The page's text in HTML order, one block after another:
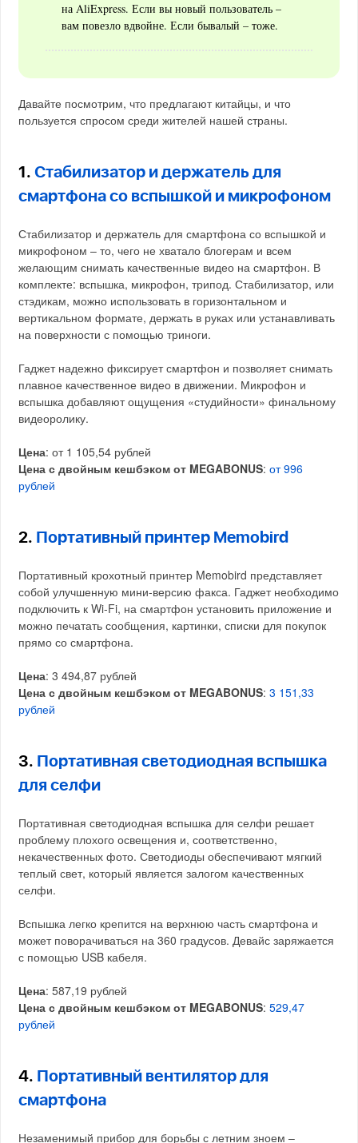
на AliExpress. Если вы новый пользователь –
вам повезло вдвойне. Если бывалый – тоже.
Давайте посмотрим, что предлагают китайцы, и что
пользуется спросом среди жителей нашей страны.
1.Стабилизатор и держатель для
смартфона со вспышкой и микрофоном
Стабилизатор и держатель для смартфона со вспышкой и
микрофоном – то, чего не хватало блогерам и всем
желающим снимать качественные видео на смартфон. В
комплекте: вспышка, микрофон, трипод. Стабилизатор, или
стэдикам, можно использовать в горизонтальном и
вертикальном формате, держать в руках или устанавливать
на поверхности с помощью триноги.
Гаджет надежно фиксирует смартфон и позволяет снимать
плавное качественное видео в движении. Микрофон и
вспышка добавляют ощущения «студийности» финальному
видеоролику.
Цена: от 1 105,54 рублей
Цена с двойным кешбэком от MEGABONUS:от 996
рублей
2. Портативный принтер Memobird
Портативный крохотный принтер Memobird представляет
собой улучшенную мини-версию факса. Гаджет необходимо
подключить к Wi-Fi, на смартфон установить приложение и
можно печатать сообщения, картинки, списки для покупок
прямо со смартфона.
Цена: 3 494,87 рублей
Цена с двойным кешбэком от MEGABONUS:3 151,33
рублей
3. Портативная светодиодная вспышка
для селфи
Портативная светодиодная вспышка для селфи решает
проблему плохого освещения и, соответственно,
некачественных фото. Светодиоды обеспечивают мягкий
теплый свет, который является залогом качественных
селфи.
Вспышка легко крепится на верхнюю часть смартфона и
может поворачиваться на 360 градусов. Девайс заряжается
с помощью USB кабеля.
Цена: 587,19 рублей
Цена с двойным кешбэком от MEGABONUS:529,47
рублей
4. Портативный вентилятор для
смартфона
Незаменимый прибор для борьбы с летним зноем –